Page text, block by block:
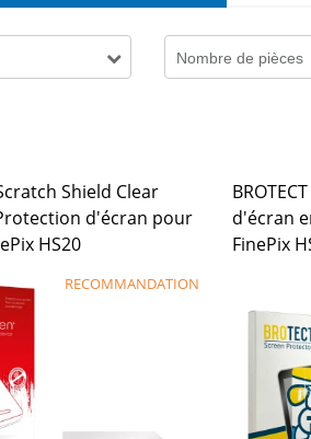
Nombre de pièces
Shield Clear
d'écran pour
HS20
RECOMMANDATION
d'écran
FinePix